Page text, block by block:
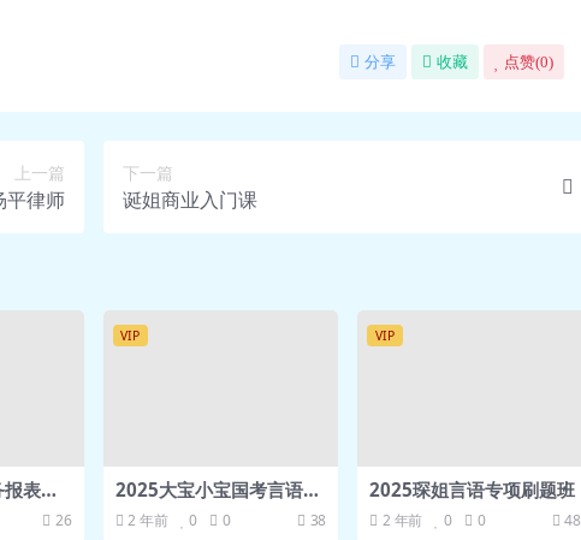
分享 收藏 点赞(0)
上一篇
平律师
下一篇
诞姐商业入门课
表分
课件 26
VIP
2025大宝小宝国考言语降
维体系课
2 年前 0 0 38
VIP
2025琛姐言语专项刷题班
2 年前 0 0 48